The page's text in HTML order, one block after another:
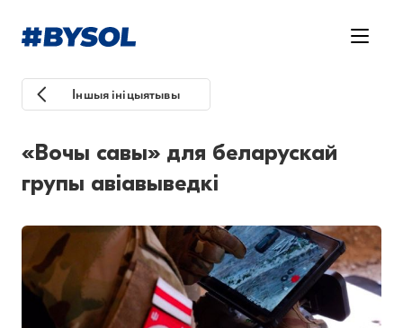
Іншыя ініцыятывы
«Вочы савы» для беларускай
групы авіавыведкі